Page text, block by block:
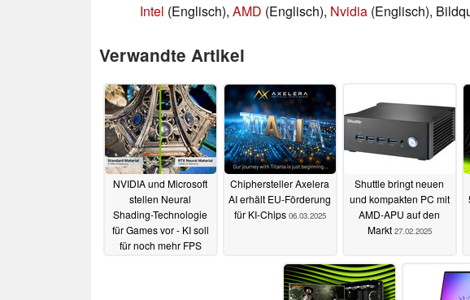
Intel (Englisch), AMD (Englisch), Nvidia (Englisch),
Verwandte Artikel
NVIDIA und Microsoft
stellen Neural
Shading-Technologie
für Games vor - KI soll
für noch mehr FPS
Chiphersteller Axelera
AI erhält EU-Förderung
für KI-Chips 06.03.2025
Shuttle bringt neuen
und kompakten PC mit
AMD-APU auf den
Markt 27.02.2025